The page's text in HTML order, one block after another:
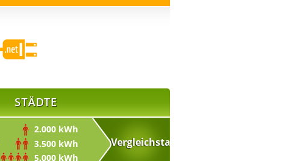
STÄDTE
2.000 kWh
3.500 kWh
5.000 kWh